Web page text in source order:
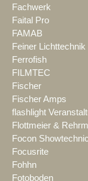
Fachwerk
Faital Pro
FAMAB
Feiner Lichttechnik
Ferrofish
FILMTEC
Fischer
Fischer Amps
flashlight
Flottmeier &
Focon Showtechnic
Focusrite
Fohhn
Fotoboden